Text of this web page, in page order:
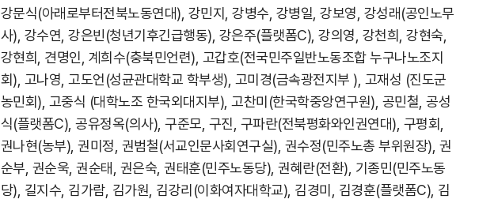
강문식(아래로부터전북노동연대), 강민지, 강병수, 강병일, 강보영, 강성래(공인노무
사), 강수연, 강은빈(청년기후긴급행동), 강은주(플랫폼C), 강의영, 강천희, 강현숙,
강현희, 견명인, 계희수(충북민언련), 고갑호(전국민주일반노동조합 누구나노조지
회), 고나영, 고도언(성균관대학교 학부생), 고미경(금속광전지부 ), 고재성 (진도군
농민회), 고중식 (대학노조 한국외대지부), 고찬미(한국학중앙연구원), 공민철, 공성
식(플랫폼C), 공유정옥(의사), 구준모, 구진, 구파란(전북평화와인권연대), 구평회,
권나현(농부), 권미정, 권범철(서교인문사회연구실), 권수정(민주노총 부위원장), 권
순부, 권순욱, 권순태, 권은숙, 권태훈(민주노동당), 권혜란(전환), 기종민(민주노동
당), 길지수, 김가람, 김가원, 김강리(이화여자대학교), 김경미, 김경훈(플랫폼C), 김